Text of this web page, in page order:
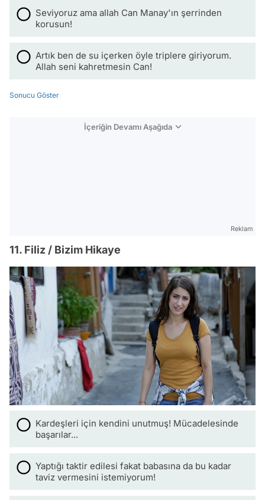
Seviyoruz ama allah Can Manay'ın şerrinden
korusun!
Artık ben de su içerken öyle triplere giriyorum.
Allah seni kahretmesin Can!
Sonucu Göster
İçeriğin Devamı Aşağıda
Reklam
11. Filiz / Bizim Hikaye
Kardeşleri için kendini unutmuş! Mücadelesinde
başarılar...
Yaptığı taktir edilesi fakat babasına da bu kadar
taviz vermesini istemiyorum!